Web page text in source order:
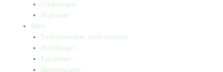
Udskolingen
Bogkasser
Børn
Små mennesker, store drømme
Billedbøger
Faktabøger
Børneromaner